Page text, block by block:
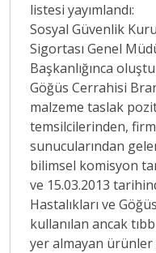
listesi yayımlandı:
Sosyal Güvenlik
Sigortası Genel
Başkanlığınca
Göğüs Cerrahisi
malzeme taslak
temsilcilerinden,
sunucularından
bilimsel komisyon
ve 15.03.2013
Hastalıkları ve
kullanılan ancak
yer almayan ürünler